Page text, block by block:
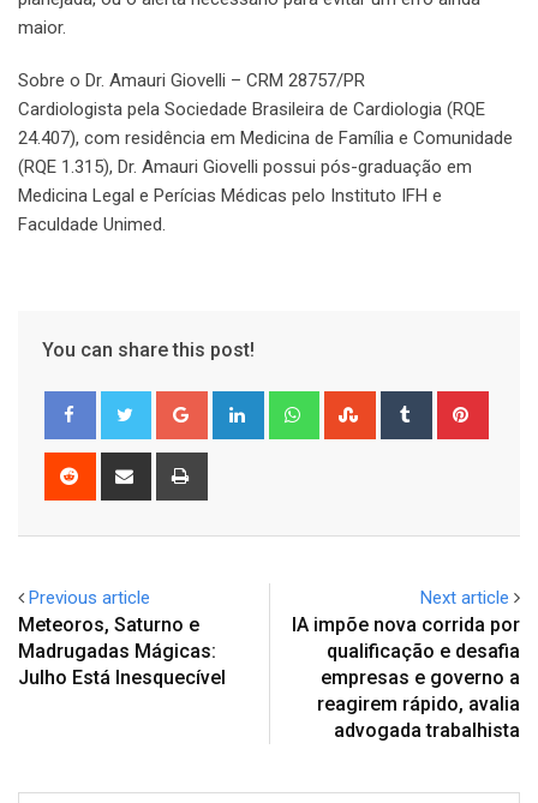
maior.
Sobre o Dr. Amauri Giovelli – CRM 28757/PR
Cardiologista pela Sociedade Brasileira de Cardiologia (RQE
24.407), com residência em Medicina de Família e Comunidade
(RQE 1.315), Dr. Amauri Giovelli possui pós-graduação em
Medicina Legal e Perícias Médicas pelo Instituto IFH e
Faculdade Unimed.
You can share this post!
Google+ LinkedIn WhatsappStumbleUpon
Tumblr
Reddit
Share
Previous article
Meteoros, Saturno e
Madrugadas Mágicas:
Julho Está Inesquecível
Next article
IA impõe nova corrida por
qualificação e desafia
empresas e governo a
reagirem rápido, avalia
advogada trabalhista